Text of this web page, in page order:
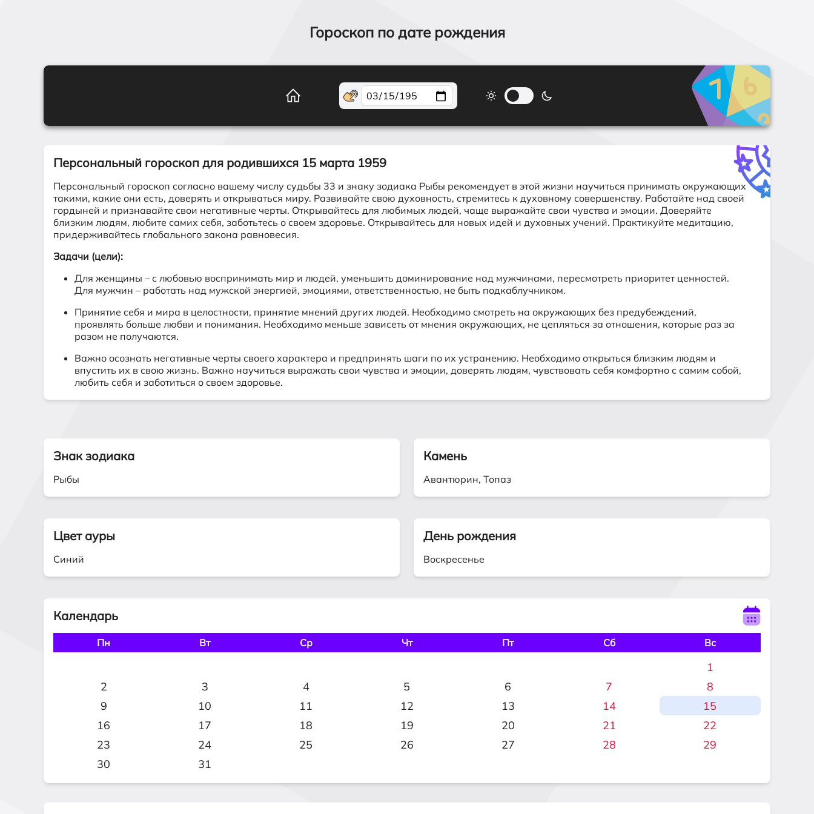
Гороскоп по дате рождения
Персональный гороскоп для родившихся 15 марта 1959
Персональный гороскоп согласно вашему числу судьбы 33 и знаку зодиака Рыбы рекомендует в этой жизни научиться принимать окружающих
такими, какие они есть, доверять и открываться миру. Развивайте свою духовность, стремитесь к духовному совершенству. Работайте над своей
гордыней и признавайте свои негативные черты. Открывайтесь для любимых людей, чаще выражайте свои чувства и эмоции. Доверяйте
близким людям, любите самих себя, заботьтесь о своем здоровье. Открывайтесь для новых идей и духовных учений. Практикуйте медитацию,
придерживайтесь глобального закона равновесия.
Задачи (цели):
Для женщины – с любовью воспринимать мир и людей, уменьшить доминирование над мужчинами, пересмотреть приоритет ценностей.
Для мужчин – работать над мужской энергией, эмоциями, ответственностью, не быть подкаблучником.
Принятие себя и мира в целостности, принятие мнений других людей. Необходимо смотреть на окружающих без предубеждений,
проявлять больше любви и понимания. Необходимо меньше зависеть от мнения окружающих, не цепляться за отношения, которые раз за
разом не получаются.
Важно осознать негативные черты своего характера и предпринять шаги по их устранению. Необходимо открыться близким людям и
впустить их в свою жизнь. Важно научиться выражать свои чувства и эмоции, доверять людям, чувствовать себя комфортно с самим собой,
любить себя и заботиться о своем здоровье.
Знак зодиака
Рыбы
Камень
Авантюрин, Топаз
Цвет ауры
Синий
День рождения
Воскресенье
Календарь
Пн Вт Ср Чт Пт Сб Вс
1
2
3 4 5 6 7
8
9
10 11 12 13 14
15
16
17 18 19 20 21
22
23
24 25 26 27 28
29
30
31